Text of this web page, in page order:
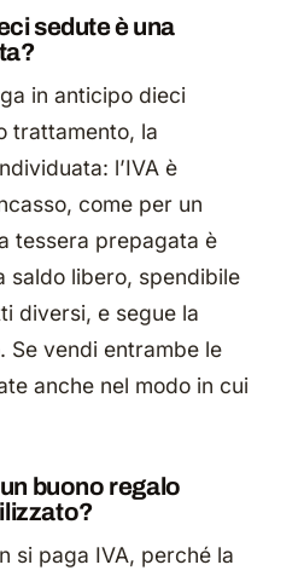
sedute è una
in anticipo dieci
trattamento, la
l’IVA è
come per un
tessera prepagata è
saldo libero, spendibile
diversi, e segue la
Se vendi entrambe le
anche nel modo in cui
buono regalo
si paga IVA, perché la